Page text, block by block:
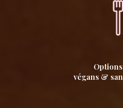
végans &